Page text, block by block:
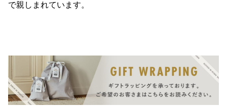
で親しまれています。